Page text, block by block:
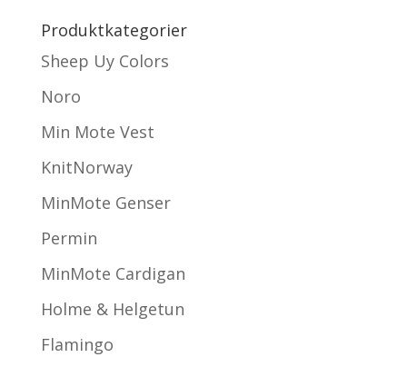
Produktkategorier
Sheep Uy Colors
Noro
Min Mote Vest
KnitNorway
MinMote Genser
Permin
MinMote Cardigan
Holme & Helgetun
Flamingo